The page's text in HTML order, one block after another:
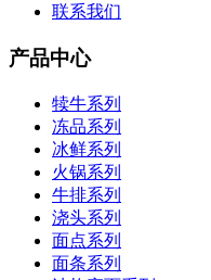
联系我们
产品中心
犊牛系列
冻品系列
冰鲜系列
火锅系列
牛排系列
浇头系列
面点系列
面条系列